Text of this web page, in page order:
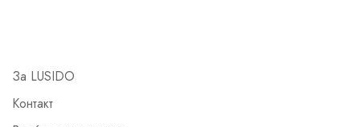
За LUSIDO
Контакт